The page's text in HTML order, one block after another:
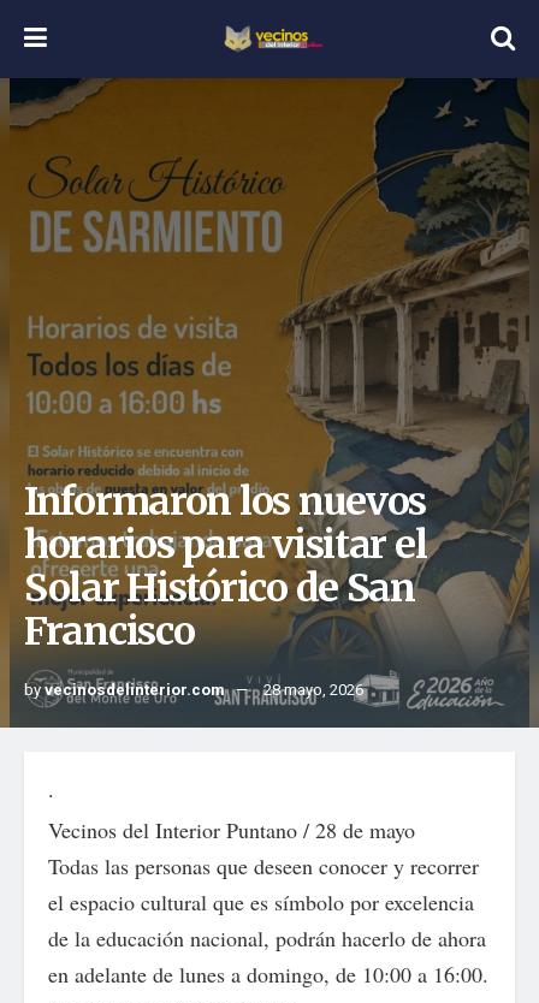
Informaron los nuevos
horarios para visitar el
Solar Histórico de San
Francisco
byvecinosdelinterior.com 28 mayo, 2026
·
Vecinos del Interior Puntano / 28 de mayo
Todas las personas que deseen conocer y recorrer
el espacio cultural que es símbolo por excelencia
de la educación nacional, podrán hacerlo de ahora
en adelante de lunes a domingo, de 10:00 a 16:00.